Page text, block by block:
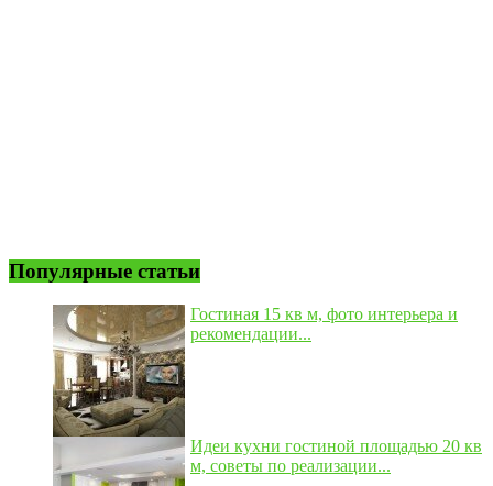
Популярные статьи
Гостиная 15 кв м, фото интерьера и
рекомендации...
Идеи кухни гостиной площадью 20 кв
м, советы по реализации...